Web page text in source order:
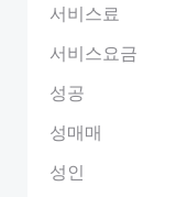
서비스료
서비스요금
성공
성매매
성인